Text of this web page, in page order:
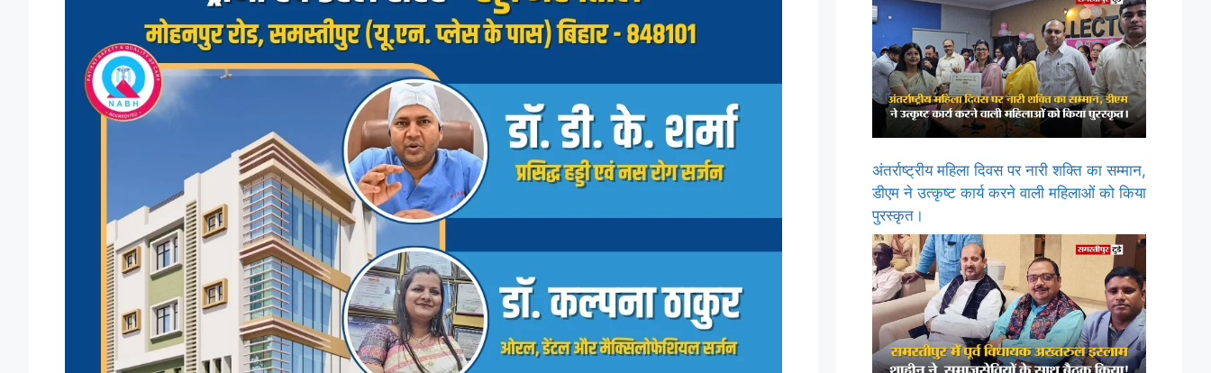
अंतर्राष्ट्रीय महिला दिवस पर नारी शक्ति का सम्मान,
डीएम ने उत्कृष्ट कार्य करने वाली महिलाओं को किया
पुरस्कृत।